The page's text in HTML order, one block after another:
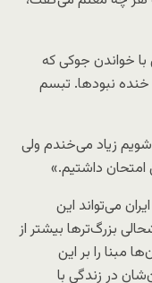
با خواندن جوکی که
خنده نبودها. تبسم
زیاد می‌خندم ولی
داشتیم.»
می‌تواند این
بزرگ‌ترها بیشتر از
مبنا را بر این
در زندگی با